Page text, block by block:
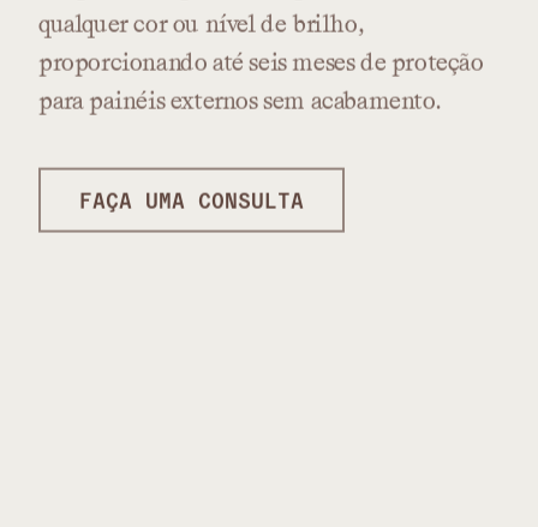
qualquercorou nível de brilho,
proporcionando até seis mesesde proteção
para painéisexternossem acabamento.
FAÇA UMA CONSULTA